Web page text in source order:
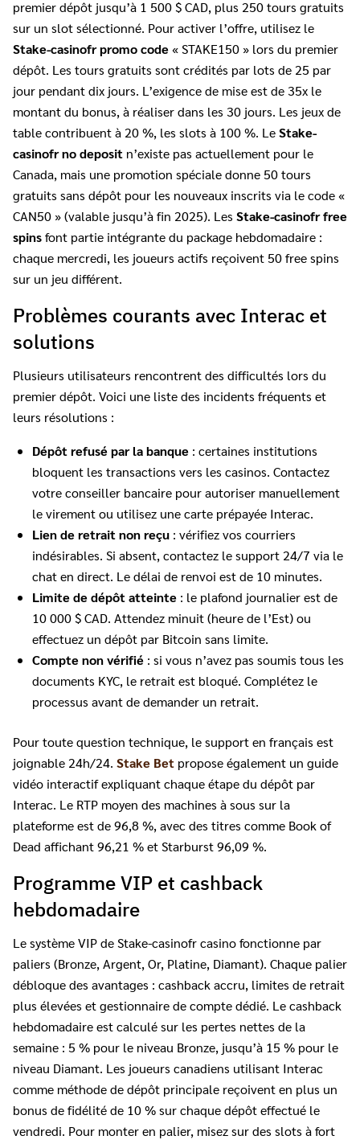
premier dépôt jusqu’à 1 500 $ CAD, plus 250 tours gratuits
sur un slot sélectionné. Pour activer l’offre, utilisez le
Stake-casinofr promo code« STAKE150 » lors du premier
dépôt. Les tours gratuits sont crédités par lots de 25 par
jour pendant dix jours. L’exigence de mise est de 35x le
montant du bonus, à réaliser dans les 30 jours. Les jeux de
table contribuent à 20 %, les slots à 100 %. LeStake-
casinofr no deposit n’existe pas actuellement pour le
Canada, mais une promotion spéciale donne 50 tours
gratuits sans dépôt pour les nouveaux inscrits via le code «
CAN50 » (valable jusqu’à fin 2025). Les Stake-casinofr free
spinsfont partie intégrante du package hebdomadaire :
chaque mercredi, les joueurs actifs reçoivent 50 free spins
sur un jeu différent.
Problèmes courants avec Interac et
solutions
Plusieurs utilisateurs rencontrent des difficultés lors du
premier dépôt. Voici une liste des incidents fréquents et
leurs résolutions :
Dépôt refusé par la banque : certaines institutions
bloquent les transactions vers les casinos. Contactez
votre conseiller bancaire pour autoriser manuellement
le virement ou utilisez une carte prépayée Interac.
Lien de retrait non reçu : vérifiez vos courriers
indésirables. Si absent, contactez le support 24/7 via le
chat en direct. Le délai de renvoi est de 10 minutes.
Limite de dépôt atteinte : le plafond journalier est de
10 000 $ CAD. Attendez minuit (heure de l’Est) ou
effectuez un dépôt par Bitcoin sans limite.
Compte non vérifié : si vous n’avez pas soumis tous les
documents KYC, le retrait est bloqué. Complétez le
processus avant de demander un retrait.
Pour toute question technique, le support en français est
joignable 24h/24. Stake Bet propose également un guide
vidéo interactif expliquant chaque étape du dépôt par
Interac. Le RTP moyen des machines à sous sur la
plateforme est de 96,8 %, avec des titres comme Book of
Dead affichant 96,21 % et Starburst 96,09 %.
Programme VIP et cashback
hebdomadaire
Le système VIP de Stake-casinofr casino fonctionne par
paliers (Bronze, Argent, Or, Platine, Diamant). Chaque palier
débloque des avantages : cashback accru, limites de retrait
plus élevées et gestionnaire de compte dédié. Le cashback
hebdomadaire est calculé sur les pertes nettes de la
semaine : 5 % pour le niveau Bronze, jusqu’à 15 % pour le
niveau Diamant. Les joueurs canadiens utilisant Interac
comme méthode de dépôt principale reçoivent en plus un
bonus de fidélité de 10 % sur chaque dépôt effectué le
vendredi. Pour monter en palier, misez sur des slots à fort